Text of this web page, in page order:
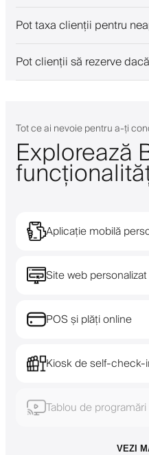
Pot taxa clienții pentru
Pot clienții să rezerve
Tot ce ai nevoie pentru a-ți
Explorează
Aplicație mobilă
Site web
POS și plăți online
Kiosk de self-check-
Tablou de
VEZI